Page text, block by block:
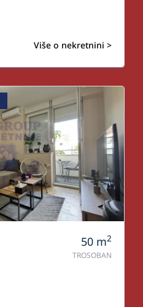
Više o nekretnini >
50 m2
TROSOBAN